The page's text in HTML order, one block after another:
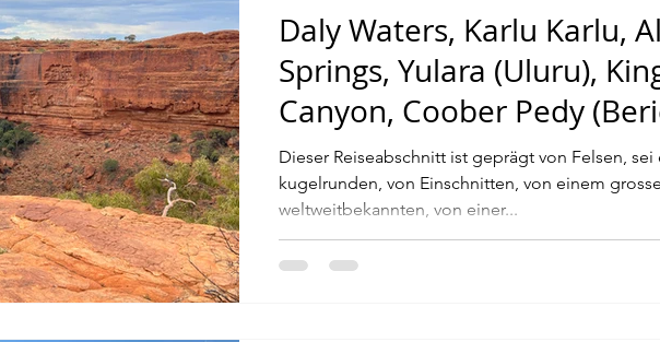
Daly Waters, Karlu Karlu,
Springs, Yulara (Uluru),
Canyon, Coober Pedy
7)
Dieser Reiseabschnitt ist geprägt von Felsen, sei
kugelrunden, von Einschnitten, von einem
weltweitbekannten, von einer...